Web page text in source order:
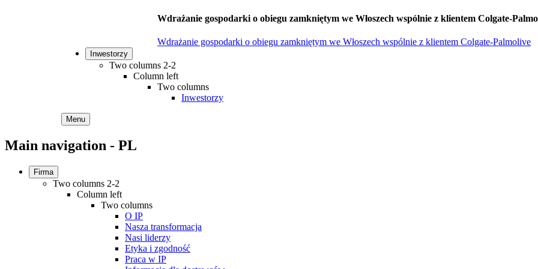
Wdrażanie gospodarki o obiegu zamkniętym we Włoszech wspólnie z klientem Colgate-
Wdrażanie gospodarki o obiegu zamkniętym we Włoszech wspólnie z klientem Colgate-Palmolive
Inwestorzy
Two columns 2-2
Column left
Two columns
Inwestorzy
Menu
Main navigation - PL
Firma
Two columns 2-2
Column left
Two columns
O IP
Nasza transformacja
Nasi liderzy
Etyka i zgodność
Praca w IP